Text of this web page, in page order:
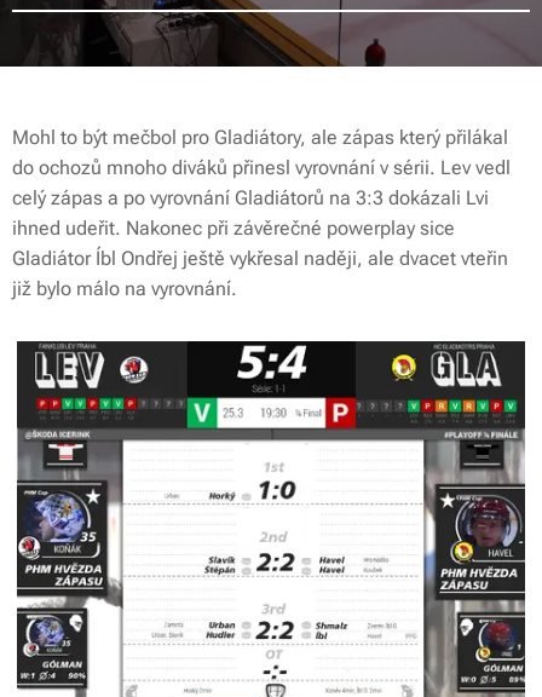
Mohl to být mečbol pro Gladiátory, ale zápas který přilákal
do ochozů mnoho diváků přinesl vyrovnání v sérii. Lev vedl
celý zápas a po vyrovnání Gladiátorů na 3:3 dokázali Lvi
ihned udeřit. Nakonec při závěrečné powerplay sice
Gladiátor Íbl Ondřej ještě vykřesal naději, ale dvacet vteřin
již bylo málo na vyrovnání.